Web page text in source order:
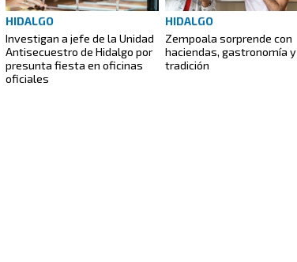
HIDALGO
Investigan a jefe de la Unidad
Antisecuestro de Hidalgo por
presunta fiesta en oficinas
oficiales
HIDALGO
Zempoala sorprende con
haciendas, gastronomía y
tradición